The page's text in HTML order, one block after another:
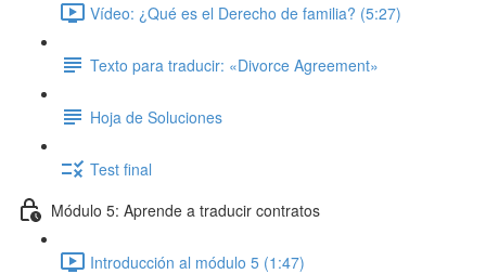
Vídeo: ¿Qué es el Derecho de familia? (5:27)
Texto para traducir: «Divorce Agreement»
Hoja de Soluciones
Test final
Módulo 5: Aprende a traducir contratos
Introducción al módulo 5 (1:47)